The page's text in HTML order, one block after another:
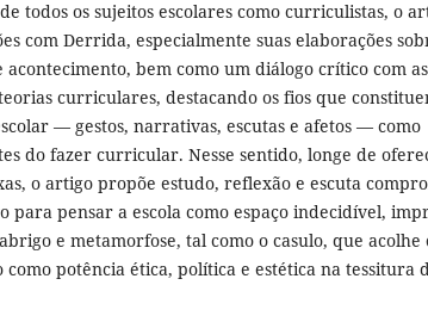
todos os sujeitos escolares como curriculistas, o
com Derrida, especialmente suas elaborações
acontecimento, bem como um diálogo crítico com as
curriculares, destacando os fios que
— gestos, narrativas, escutas e afetos — como
do fazer curricular. Nesse sentido, longe de
o artigo propõe estudo, reflexão e escuta
para pensar a escola como espaço indecidível,
e metamorfose, tal como o casulo, que acolhe
como potência ética, política e estética na tessitura